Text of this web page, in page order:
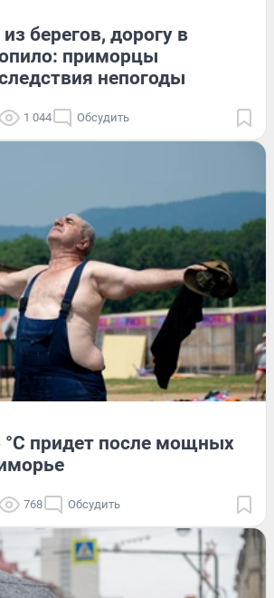
берегов, дорогу в
приморцы
непогоды
1 044 Обсудить
придет после мощных
768 Обсудить